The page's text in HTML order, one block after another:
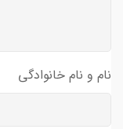
نام و نام خانوادگی